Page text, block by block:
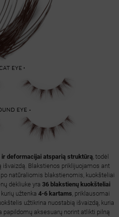
ir deformacijai atsparią struktūrą, todėl
išvaizdą. Blakstienos priklijuojamos ant
natūraliomis blakstienomis, kuokšteliai
dėkliuke yra 36 blakstienų kuokšteliai
kurių užtenka 4-6 kartams, priklausomai
užtikrina nuostabią išvaizdą, kuria
papildomų aksesuarų norint atlikti pilną